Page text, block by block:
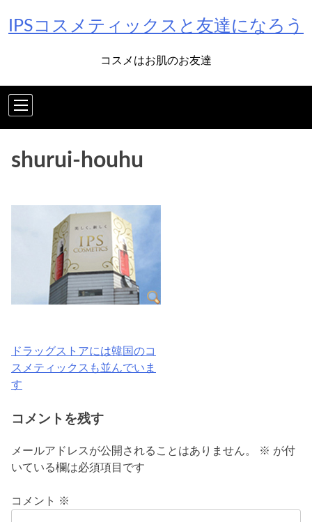
IPSコスメティックスと友達になろう
コスメはお肌のお友達
shurui-houhu
投
稿
ゲ
シ
ドラッグストアには韓国のコ
スメティックスも並んでいま
す
コメントを残す
メールアドレスが公開されることはありません。 ※ が付
いている欄は必須項目です
コメント ※